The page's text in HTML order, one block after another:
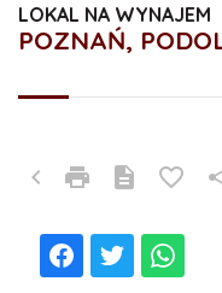
POZNAŃ,
LOKAL NA WYNAJEM